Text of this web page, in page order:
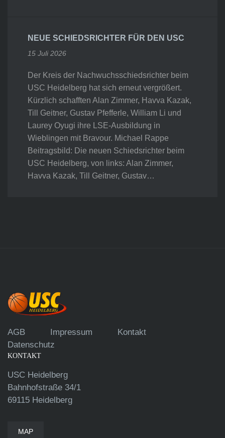
NEUE SCHIEDSRICHTER FÜR DEN USC
15 Juli 2026
Der Kreis der Nachwuchsschiedsrichter beim
USC Heidelberg hat sich erneut vergrößert.
Kürzlich schafften Alan Zimmer, Havva Kazak,
Till Geitner, Gustav Pfefferle, William Li und
Laurey Oyugi ihre LSE-Ausbildung in
Wieblingen mit Bravour. Michael Rappe
Beitragsbild: Die neuen Schiedsrichter beim
USC Heidelberg, von links: Alan Zimmer,
Havva Kazak, Till Geitner, Gustav…
AGB Impressum
Kontakt
Datenschutz
KONTAKT
USC Heidelberg
Bahnhofstraße 34/1
69115 Heidelberg
MAP